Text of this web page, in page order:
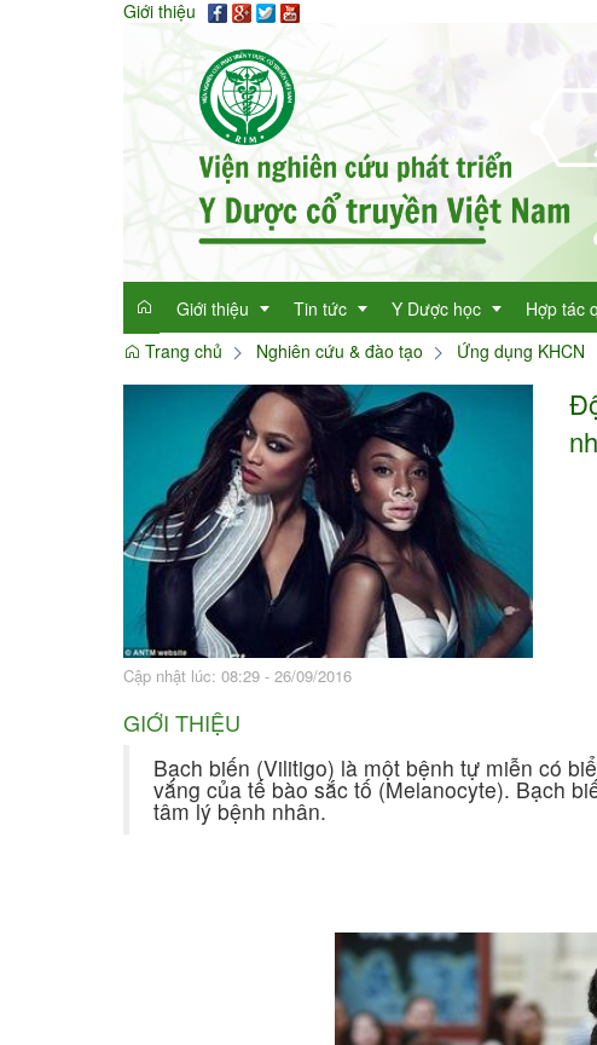
Giới thiệu
Giới thiệu
Giới thiệu
Mục đích
Chức năng nhiệm vụ
Tin tức
Tin tức tổng hợp
Tin tức trong ngành
Y Dược học
Thông tin y học
Cây thuốc quý
Làm đẹp với thảo dược
Bài thuốc hay
Sức khỏe ngàn vàng
Hợp tác
Trang chủ
Nghiên cứu & đào tạo Ứng dụng KHCN
Cập nhật lúc: 08:29 - 26/09/2016
GIỚI THIỆU
Bạch biến (Vilitigo) là một bệnh tự miễn có
vắng của tế bào sắc tố (Melanocyte). Bạch
tâm lý bệnh nhân.